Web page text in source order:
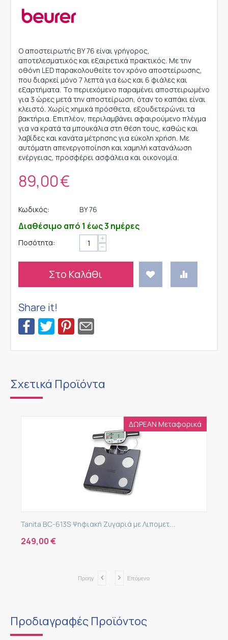
Ο αποστειρωτής BY 76 είναι γρήγορος,
αποτελεσματικός και εξαιρετικά πρακτικός. Με την
οθόνη LED παρακολουθείτε τον χρόνο αποστείρωσης,
που διαρκεί μόνο 7 λεπτά για έως και 6 φιάλες και
εξαρτήματα. Το περιεχόμενο παραμένει αποστειρωμένο
για 3 ώρες μετά την αποστείρωση, όταν το καπάκι είναι
κλειστό. Χωρίς χημικά πρόσθετα, εξουδετερώνει τα
βακτήρια. Επιπλέον, περιλαμβάνει αφαιρούμενο πλέγμα
για να κρατά τα μπουκάλια στη θέση τους, καθώς και
λαβίδες και κανάτα μέτρησης για εύκολη χρήση. Με
αυτόματη απενεργοποίηση και χαμηλή κατανάλωση
ενέργειας, προσφέρει ασφάλεια και οικονομία.
89,00€
Κωδικός: BY 76
Διαθέσιμο από 1 έως 3 ημέρες
Ποσότητα: +
−
Στο Καλάθι
Share it!
Σχετικά Προϊόντα
Ζυγαριά με Λιπομετ... Tanita BC-545N
Προηγ Επόμενο
Προδιαγραφές Προϊόντος